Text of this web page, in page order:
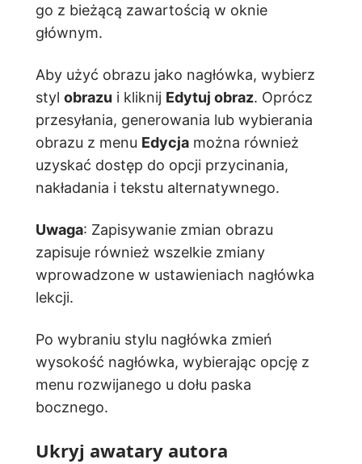
go z bieżącą zawartością w oknie
głównym.
Aby użyć obrazu jako nagłówka, wybierz
styl obrazu i kliknij Edytuj obraz. Oprócz
przesyłania, generowania lub wybierania
obrazu z menu Edycja można również
uzyskać dostęp do opcji przycinania,
nakładania i tekstu alternatywnego.
Uwaga: Zapisywanie zmian obrazu
zapisuje również wszelkie zmiany
wprowadzone w ustawieniach nagłówka
lekcji.
Po wybraniu stylu nagłówka zmień
wysokość nagłówka, wybierając opcję z
menu rozwijanego u dołu paska
bocznego.
Ukryj awatary autora